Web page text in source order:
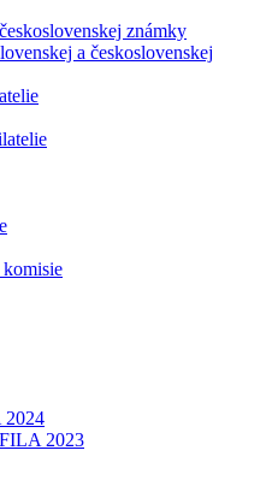
známky
a československej
2023